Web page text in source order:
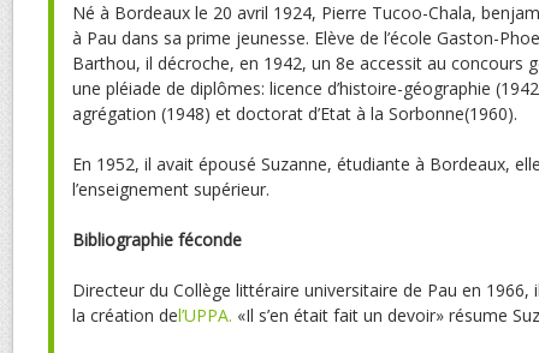
Né à Bordeaux le 20 avril 1924, Pierre Tucoo-Chala,
à Pau dans sa prime jeunesse. Elève de l’école Gaston-
Barthou, il décroche, en 1942, un 8e accessit au concours
une pléiade de diplômes: licence d’histoire-géographie
agrégation (1948) et doctorat d’Etat à la Sorbonne(1960).
En 1952, il avait épousé Suzanne, étudiante à Bordeaux,
l’enseignement supérieur.
Bibliographie féconde
Directeur du Collège littéraire universitaire de Pau en
la création del’UPPA. «Il s’en était fait un devoir» résume